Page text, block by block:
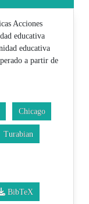
Acciones
educativa
educativa
a partir de
Chicago
Turabian
BibTeX